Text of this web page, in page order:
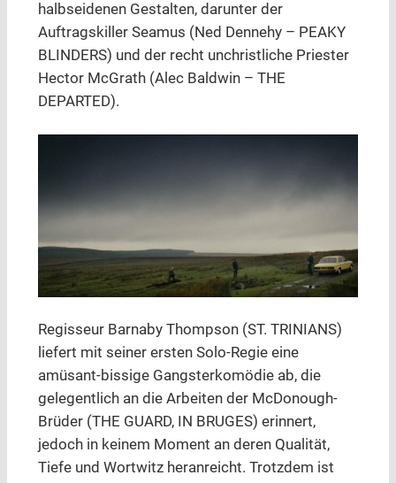
halbseidenen Gestalten, darunter der
Auftragskiller Seamus (Ned Dennehy – PEAKY
BLINDERS) und der recht unchristliche Priester
Hector McGrath (Alec Baldwin – THE
DEPARTED).
Regisseur Barnaby Thompson (ST. TRINIANS)
liefert mit seiner ersten Solo-Regie eine
amüsant-bissige Gangsterkomödie ab, die
gelegentlich an die Arbeiten der McDonough-
Brüder (THE GUARD, IN BRUGES) erinnert,
jedoch in keinem Moment an deren Qualität,
Tiefe und Wortwitz heranreicht. Trotzdem ist